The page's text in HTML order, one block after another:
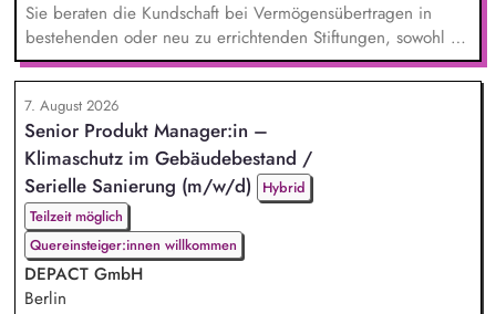
Sie beraten die Kundschaft bei Vermögensübertragen in
bestehenden oder neu zu errichtenden Stiftungen, sowohl zu
Lebzeiten als auch im Rahmen der Nachlassplanung. Sie
übernehmen eigenverantwortlich alle relevanten Aufgaben
bei der Testamentsvollstreckung und Nachlassverwaltung. Sie
wirken aktiv an Werbemaßnahmen im Stiftungs- und
Nachlassmanagement mit, auch in kreativer Hinsicht.
7. August 2026
Senior Produkt Manager:in –
Klimaschutz im Gebäudebestand /
Serielle Sanierung (m/w/d)
Hybrid
Teilzeit möglich
Quereinsteiger:innen willkommen
DEPACT GmbH
Berlin